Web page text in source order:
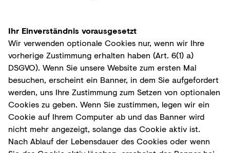
Ihr Einverständnis vorausgesetzt
Wir verwenden optionale Cookies nur, wenn wir Ihre
vorherige Zustimmung erhalten haben (Art. 6(1) a)
DSGVO). Wenn Sie unsere Website zum ersten Mal
besuchen, erscheint ein Banner, in dem Sie aufgefordert
werden, uns Ihre Zustimmung zum Setzen von optionalen
Cookies zu geben. Wenn Sie zustimmen, legen wir ein
Cookie auf Ihrem Computer ab und das Banner wird
nicht mehr angezeigt, solange das Cookie aktiv ist.
Nach Ablauf der Lebensdauer des Cookies oder wenn